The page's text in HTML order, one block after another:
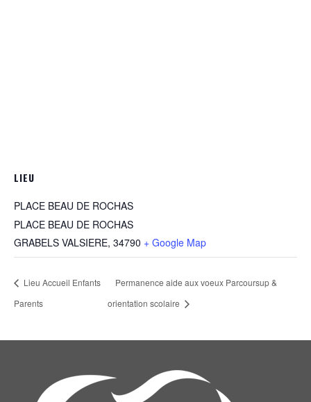
LIEU
PLACE BEAU DE ROCHAS
PLACE BEAU DE ROCHAS
GRABELS VALSIERE, 34790 + Google Map
Lieu Accueil Enfants
Parents
Permanence aide aux voeux Parcoursup &
orientation scolaire